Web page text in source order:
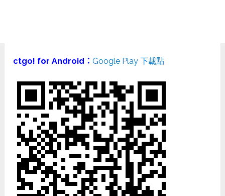
ctgo! for Android：Google Play 下載點